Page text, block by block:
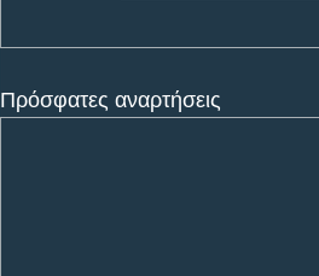
Πρόσφατες αναρτήσεις